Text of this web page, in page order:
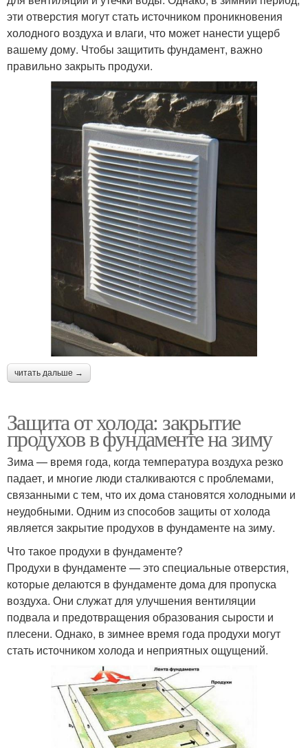
эти отверстия могут стать источником проникновения
холодного воздуха и влаги, что может нанести ущерб
вашему дому. Чтобы защитить фундамент, важно
правильно закрыть продухи.
читать дальше →
Защита от холода: закрытие
продухов в фундаменте на зиму
Зима — время года, когда температура воздуха резко
падает, и многие люди сталкиваются с проблемами,
связанными с тем, что их дома становятся холодными и
неудобными. Одним из способов защиты от холода
является закрытие продухов в фундаменте на зиму.
Что такое продухи в фундаменте?
Продухи в фундаменте — это специальные отверстия,
которые делаются в фундаменте дома для пропуска
воздуха. Они служат для улучшения вентиляции
подвала и предотвращения образования сырости и
плесени. Однако, в зимнее время года продухи могут
стать источником холода и неприятных ощущений.